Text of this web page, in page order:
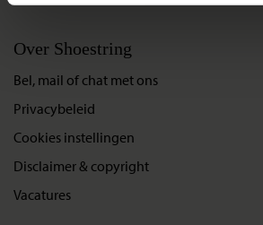
Over Shoestring
Bel, mail of chat met ons
Privacybeleid
Cookies instellingen
Disclaimer & copyright
Vacatures